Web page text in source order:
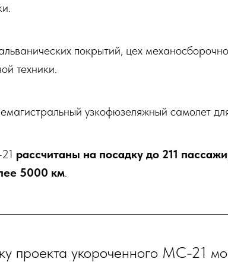
покрытий, цех
техники.
узкофюзеляжный самолет
рассчитаны на посадку до 211
5000 км.
проекта укороченного МС-21